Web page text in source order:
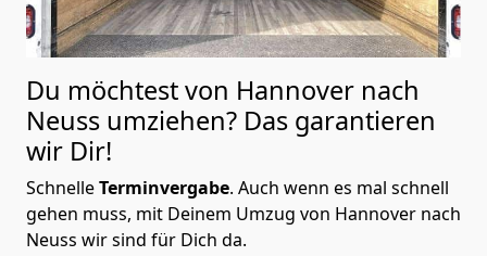
Du möchtest von Hannover nach
Neuss umziehen? Das garantieren
wir Dir!
SchnelleTerminvergabe. Auch wenn es mal schnell
gehen muss, mit Deinem Umzug von Hannover nach
Neuss wir sind für Dich da.